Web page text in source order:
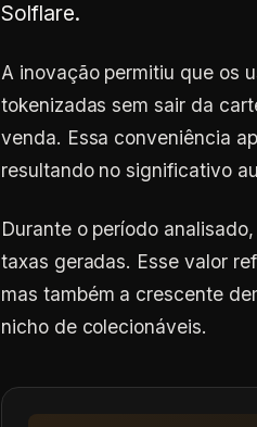
Solflare.
A inovação permitiu que os
tokenizadas sem sair da
venda. Essa conveniência
resultando no significativo
Durante o período
taxas geradas. Esse valor
mas também a crescente
nicho de colecionáveis.